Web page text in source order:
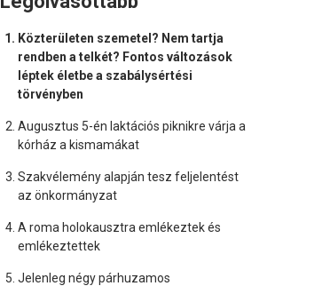
Közterületen szemetel? Nem tartja
rendben a telkét? Fontos változások
léptek életbe a szabálysértési
törvényben
Augusztus 5-én laktációs piknikre várja a
kórház a kismamákat
Szakvélemény alapján tesz feljelentést
az önkormányzat
A roma holokausztra emlékeztek és
emlékeztettek
Jelenleg négy párhuzamos